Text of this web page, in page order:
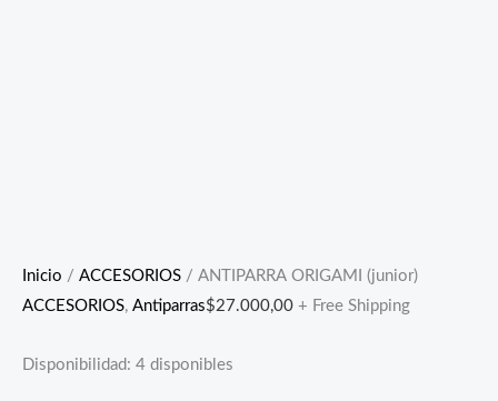
Inicio / ACCESORIOS / ANTIPARRA ORIGAMI (junior)
ACCESORIOS, Antiparras$27.000,00 + Free Shipping
Disponibilidad: 4 disponibles